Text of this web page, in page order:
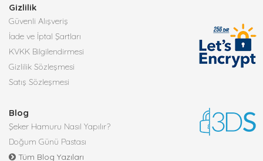
Gizlilik
Güvenli Alışveriş
İade ve İptal Şartları
KVKK Bilgilendirmesi
Gizlilik Sözleşmesi
Satış Sözleşmesi
Blog
Şeker Hamuru Nasıl Yapılır?
Doğum Günü Pastası
Tüm Blog Yazıları